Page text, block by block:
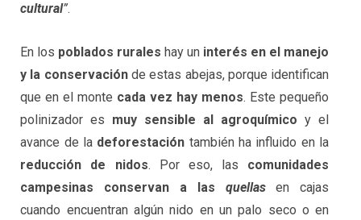
cultural”.
En los poblados rurales hay un interés en el manejo
y la conservaciónde estas abejas, porque identifican
que en el monte cada vez hay menos. Este pequeño
polinizador es muy sensible al agroquímico y el
avance de la deforestación también ha influido en la
reducción de nidos. Por eso, las comunidades
campesinas conservan a las quellasen cajas
cuando encuentran algún nido en un palo seco o en